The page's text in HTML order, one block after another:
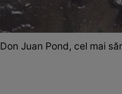
Don Juan Pond, cel mai